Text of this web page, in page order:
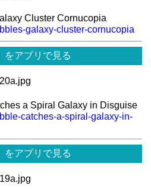
Cluster Cornucopia
galaxy-cluster-cornucopia
をアプリで見る
a Spiral Galaxy in Disguise
catches-a-spiral-galaxy-in-
をアプリで見る